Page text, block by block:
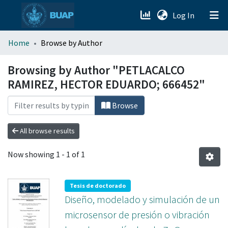
Log In (current)
menu.section.about_menu
All of DSpace
Home Browse by Author
Browsing by Author "PETLACALCO
RAMIREZ, HECTOR EDUARDO; 666452"
Browse
All browse results
Now showing 1 - 1 of 1
Tesis de doctorado
Diseño, modelado y simulación de un
microsensor de presión o vibración